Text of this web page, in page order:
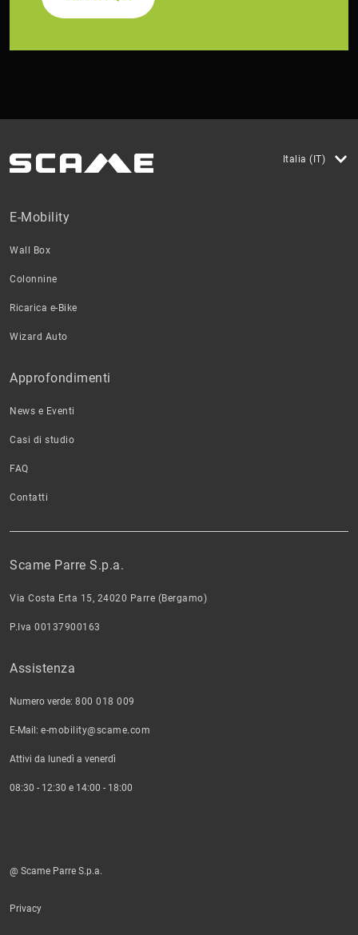
Italia (IT)
Scame Parre S.p.a.
Via Costa Erta 15, 24020 Parre (Bergamo)
P.Iva 00137900163
Assistenza
Numero verde: 800 018 009
E-Mail: e-mobility@scame.com
Attivi da lunedì a venerdì
08:30 - 12:30 e 14:00 - 18:00
E-Mobility
Wall Box
Colonnine
Ricarica e-Bike
Wizard Auto
Approfondimenti
News e Eventi
Casi di studio
FAQ
Contatti
@ Scame Parre S.p.a.
Privacy